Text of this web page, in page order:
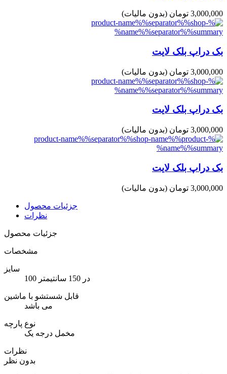
3,000,000 تومان (بدون مالیات)
بک دراپ بلک لایت
3,000,000 تومان (بدون مالیات)
بک دراپ بلک لایت
3,000,000 تومان (بدون مالیات)
بک دراپ بلک لایت
3,000,000 تومان (بدون مالیات)
جزئیات محصول
نظرات
جزئیات محصول
مشخصات
سایز
100 در 150 سانتیمتر
قابل شستشو با ماشین
می باشد
نوع پارچه
مخمل درجه یک
نظرات
بدون نظر